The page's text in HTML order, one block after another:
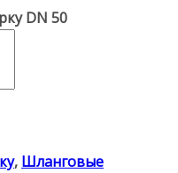
DN 50
, Шланговые